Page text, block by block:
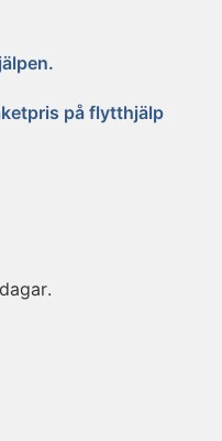
på flytthjälp